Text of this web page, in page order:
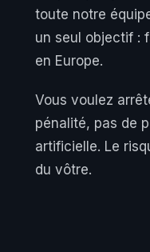
toute notre
un seul objectif :
en Europe.
Vous voulez
pénalité, pas de
artificielle. Le
du vôtre.